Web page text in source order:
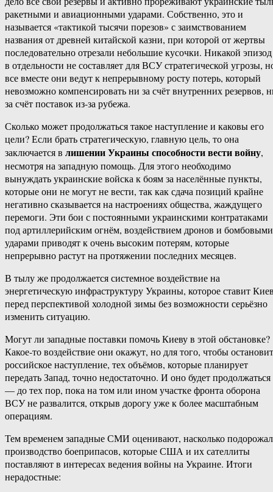
ракетными и авиационными ударами. Собственно, это и
называется «тактикой тысячи порезов» с заимствованием
названия от древней китайской казни, при которой от жертвы
последовательно отрезали небольшие кусочки. Никакой эпизод
в отдельности не составляет для ВСУ стратегической угрозы,
все вместе они ведут к непрерывному росту потерь, который
невозможно компенсировать ни за счёт внутренних резервов,
за счёт поставок из-за рубежа.
Сколько может продолжаться такое наступление и каковы его
цели? Если брать стратегическую, главную цель, то она
заключается в лишении Украины способности вести войну,
несмотря на западную помощь. Для этого необходимо
вынуждать украинские войска к боям за населённые пункты,
которые они не могут не вести, так как сдача позиций крайне
негативно сказывается на настроениях общества, жаждущего
перемоги. Эти бои с постоянными украинскими контратаками
под артиллерийским огнём, воздействием дронов и бомбовыми
ударами приводят к очень высоким потерям, которые
непрерывно растут на протяжении последних месяцев.
В тылу же продолжается системное воздействие на
энергетическую инфраструктуру Украины, которое ставит
перед перспективой холодной зимы без возможности серьёзно
изменить ситуацию.
Могут ли западные поставки помочь Киеву в этой обстановке?
Какое-то воздействие они окажут, но для того, чтобы
российское наступление, тех объёмов, которые планирует
передать Запад, точно недостаточно. И оно будет продолжаться
— до тех пор, пока на том или ином участке фронта оборона
ВСУ не развалится, открыв дорогу уже к более масштабным
операциям.
Тем временем западные СМИ оценивают, насколько
производство боеприпасов, которые США и их сателлиты
поставляют в интересах ведения войны на Украине. Итоги
нерадостные: